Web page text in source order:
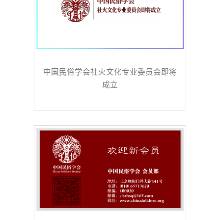
中国民俗学会社火文化专业委员会即将
成立